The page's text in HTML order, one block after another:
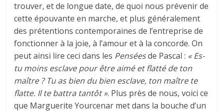
trouver, et de longue date, de quoi nous prévenir de
cette épouvante en marche, et plus généralement
des prétentions contemporaines de l’entreprise de
fonctionner à la joie, à l’amour et à la concorde. On
peut ainsi lire ceci dans les Penséesde Pascal : « Es-
tu moins esclave pour être aimé et flatté de ton
maître ? Tu as bien du bien esclave, ton maître te
flatte. Il te battra tantôt ». Plus près de nous, voici ce
que Marguerite Yourcenar met dans la bouche d’un